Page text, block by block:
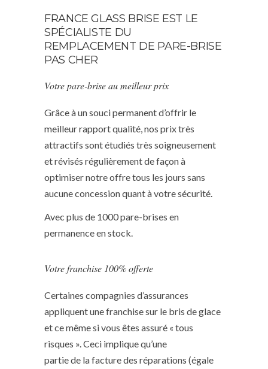
FRANCE GLASS BRISE EST LE
SPÉCIALISTE DU
REMPLACEMENT DE PARE-BRISE
PAS CHER
Votre pare-brise au meilleur prix
Grâce à un souci permanent d’offrir le
meilleur rapport qualité, nos prix très
attractifs sont étudiés très soigneusement
et révisés régulièrement de façon à
optimiser notre offre tous les jours sans
aucune concession quant à votre sécurité.
Avec plus de 1000 pare-brises en
permanence en stock.
Votre franchise 100% offerte
Certaines compagnies d’assurances
appliquent une franchise sur le bris de glace
et ce même si vous êtes assuré « tous
risques ». Ceci implique qu’une
partie de la facture des réparations (égale